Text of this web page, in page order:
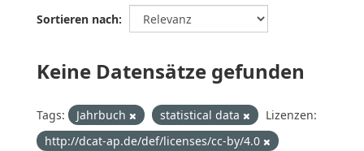
Sortieren nach
Keine Datensätze gefunden
Tags: Jahrbuch statistical data
Lizenzen:
http://dcat-ap.de/def/licenses/cc-by/4.0